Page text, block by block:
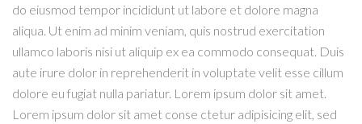
do eiusmod tempor incididunt ut labore et dolore magna
aliqua. Ut enim ad minim veniam, quis nostrud exercitation
ullamco laboris nisi ut aliquip ex ea commodo consequat. Duis
aute irure dolor in reprehenderit in voluptate velit esse cillum
dolore eu fugiat nulla pariatur. Lorem ipsum dolor sit amet.
Lorem ipsum dolor sit amet conse ctetur adipisicing elit, sed